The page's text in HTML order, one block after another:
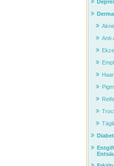
Akne
Anti-